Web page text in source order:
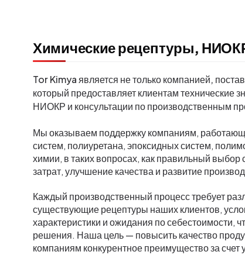
Химические рецептуры,
Tor Kimya является не только компанией,
который предоставляет клиентам технические
НИОКР и консультации по производственным
Мы оказываем поддержку компаниям,
систем, полиуретана, эпоксидных систем,
химии, в таких вопросах, как правильный
затрат, улучшение качества и развитие
Каждый производственный процесс требует
существующие рецептуры наших клиентов,
характеристики и ожидания по себестоимости,
решения. Наша цель — повысить качество
компаниям конкурентное преимущество за